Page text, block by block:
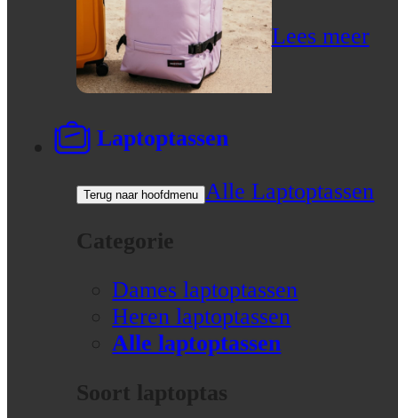
Lees meer
Laptoptassen
Terug naar hoofdmenu Alle Laptoptassen
Categorie
Dames laptoptassen
Heren laptoptassen
Alle laptoptassen
Soort laptoptas